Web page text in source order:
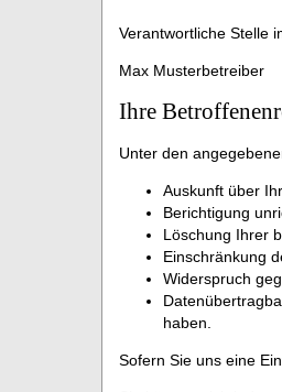
Verantwortliche Stelle
Max Musterbetreiber
Ihre
Unter den
Auskunft über
Berichtigung
Löschung Ihrer
Einschränkung
Widerspruch
haben.
Sofern Sie uns eine